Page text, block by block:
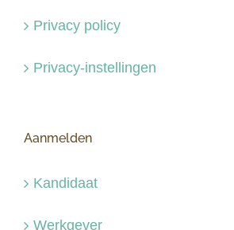
Privacy policy
Privacy-instellingen
Aanmelden
Kandidaat
Werkgever